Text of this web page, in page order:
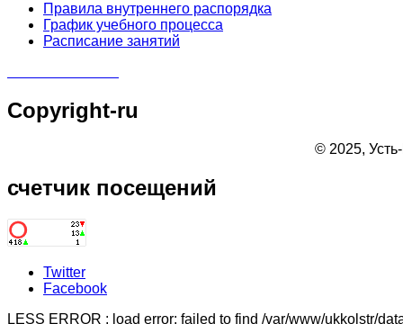
Правила внутреннего распорядка
График учебного процесса
Расписание занятий
Copyright-ru
© 2025,
счетчик посещений
Twitter
Facebook
LESS ERROR : load error: failed to find /var/www/ukkolstr/